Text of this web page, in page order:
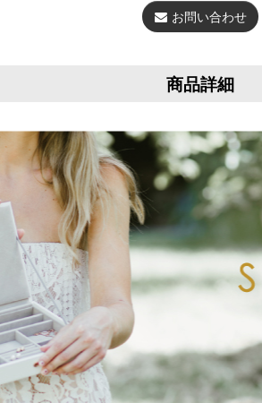
お問い合わせ
商品詳細